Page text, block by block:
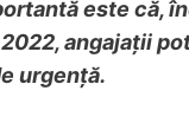
este că,
angajații
urgență.